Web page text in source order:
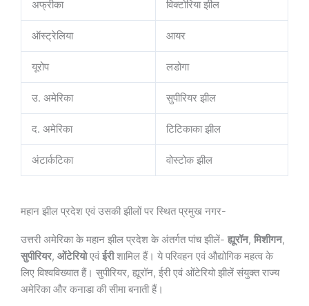
अफ्रीका विक्टोरिया झील
ऑस्ट्रेलिया आयर
यूरोप लडोगा
उ. अमेरिका सुपीरियर झील
द. अमेरिका टिटिकाका झील
अंटार्कटिका वोस्टोक झील
महान झील प्रदेश एवं उसकी झीलों पर स्थित प्रमुख नगर-
उत्तरी अमेरिका के महान झील प्रदेश के अंतर्गत पांच झीलें- ह्यूरॉन, मिशीगन,
सुपीरियर, ओंटेरियोएवंईरीशामिल हैं। ये परिवहन एवं औद्योगिक महत्व के
लिए विश्वविख्यात हैं। सुपीरियर, ह्यूरॉन, ईरी एवं ओंटेरियो झीलें संयुक्त राज्य
अमेरिका और कनाडा की सीमा बनाती हैं।